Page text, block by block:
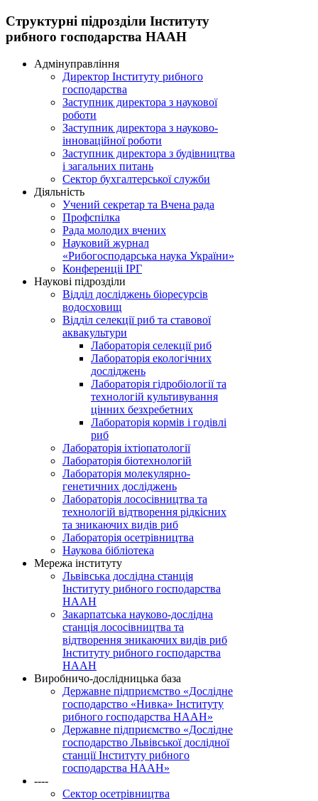
Структурні підрозділи Інституту
рибного господарства НААН
Адмінуправління
Директор Інституту рибного
господарства
Заступник директора з наукової
роботи
Заступник директора з науково-
інноваційної роботи
Заступник директора з будівництва
і загальних питань
Сектор бухгалтерської служби
Діяльність
Учений секретар та Вчена рада
Профспілка
Рада молодих вчених
Науковий журнал
«Рибогосподарська наука України»
Конференціі ІРГ
Наукові підрозділи
Відділ досліджень біоресурсів
водосховищ
Відділ селекції риб та ставової
аквакультури
Лабораторія селекції риб
Лабораторія екологічних
досліджень
Лабораторія гідробіології та
технологій культивування
цінних безхребетних
Лабораторія кормів і годівлі
риб
Лабораторія іхтіопатології
Лабораторія біотехнологій
Лабораторія молекулярно-
генетичних досліджень
Лабораторія лососівництва та
технологій відтворення рідкісних
та зникаючих видів риб
Лабораторія осетрівництва
Наукова бібліотека
Мережа інституту
Львівська дослідна станція
Інституту рибного господарства
НААН
Закарпатська науково-дослідна
станція лососівництва та
відтворення зникаючих видів риб
Інституту рибного господарства
НААН
Виробничо-дослідницька база
Державне підприємство «Дослідне
господарство «Нивка» Інституту
рибного господарства НААН»
Державне підприємство «Дослідне
господарство Львівської дослідної
станції Інституту рибного
господарства НААН»
----
Сектор осетрівництва